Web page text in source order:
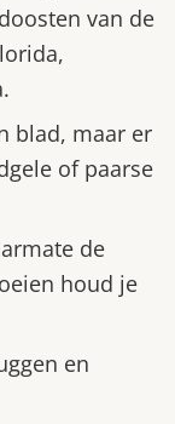
van de
blad, maar er
of paarse
de
houd je
en